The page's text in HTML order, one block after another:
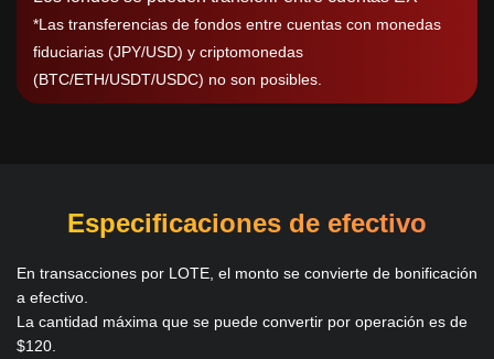
*Las transferencias de fondos entre cuentas con monedas
fiduciarias (JPY/USD) y criptomonedas
(BTC/ETH/USDT/USDC) no son posibles.
Especificaciones de efectivo
En transacciones por LOTE, el monto se convierte de bonificación
a efectivo.
La cantidad máxima que se puede convertir por operación es de
$120.